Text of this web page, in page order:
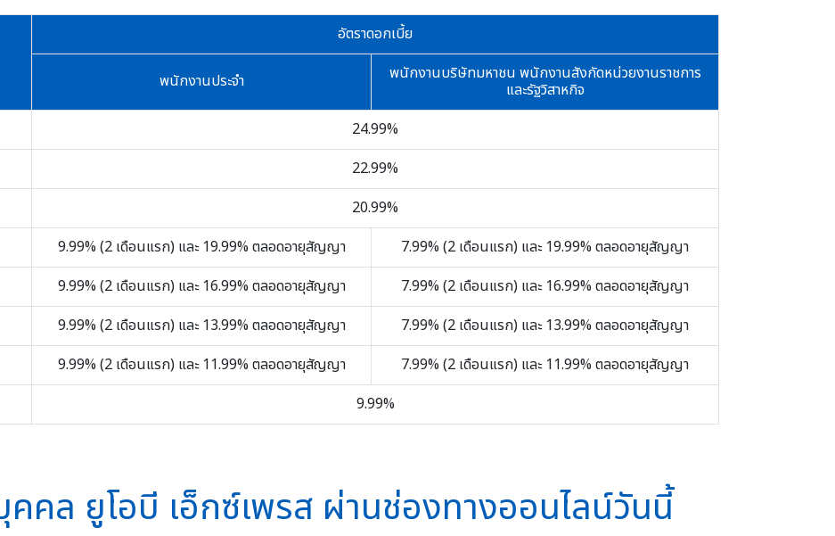
อัตราดอกเบี้ย
พนักงานประจำ พนักงานบริษัทมหาชน พนักงานสังกัดหน่วยงานราชการ
และรัฐวิสาหกิจ
24.99%
22.99%
20.99%
9.99% (2 เดือนแรก) และ 19.99% ตลอดอายุสัญญา 7.99% (2 เดือนแรก) และ 19.99% ตลอดอายุสัญญา
9.99% (2 เดือนแรก) และ 16.99% ตลอดอายุสัญญา 7.99% (2 เดือนแรก) และ 16.99% ตลอดอายุสัญญา
9.99% (2 เดือนแรก) และ 13.99% ตลอดอายุสัญญา 7.99% (2 เดือนแรก) และ 13.99% ตลอดอายุสัญญา
9.99% (2 เดือนแรก) และ 11.99% ตลอดอายุสัญญา 7.99% (2 เดือนแรก) และ 11.99% ตลอดอายุสัญญา
9.99%
คล ยูโอบี เอ็กซ์เพรส ผ่านช่องทางออนไลน์วันนี้